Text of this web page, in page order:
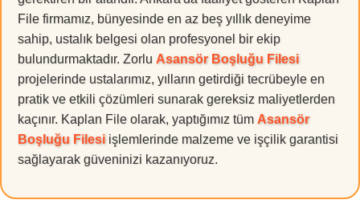
File firmamız, bünyesinde en az beş yıllık deneyime
sahip, ustalık belgesi olan profesyonel bir ekip
bulundurmaktadır. Zorlu Asansör Boşluğu Filesi
projelerinde ustalarımız, yılların getirdiği tecrübeyle en
pratik ve etkili çözümleri sunarak gereksiz maliyetlerden
kaçınır. Kaplan File olarak, yaptığımız tüm Asansör
Boşluğu Filesi işlemlerinde malzeme ve işçilik garantisi
sağlayarak güveninizi kazanıyoruz.